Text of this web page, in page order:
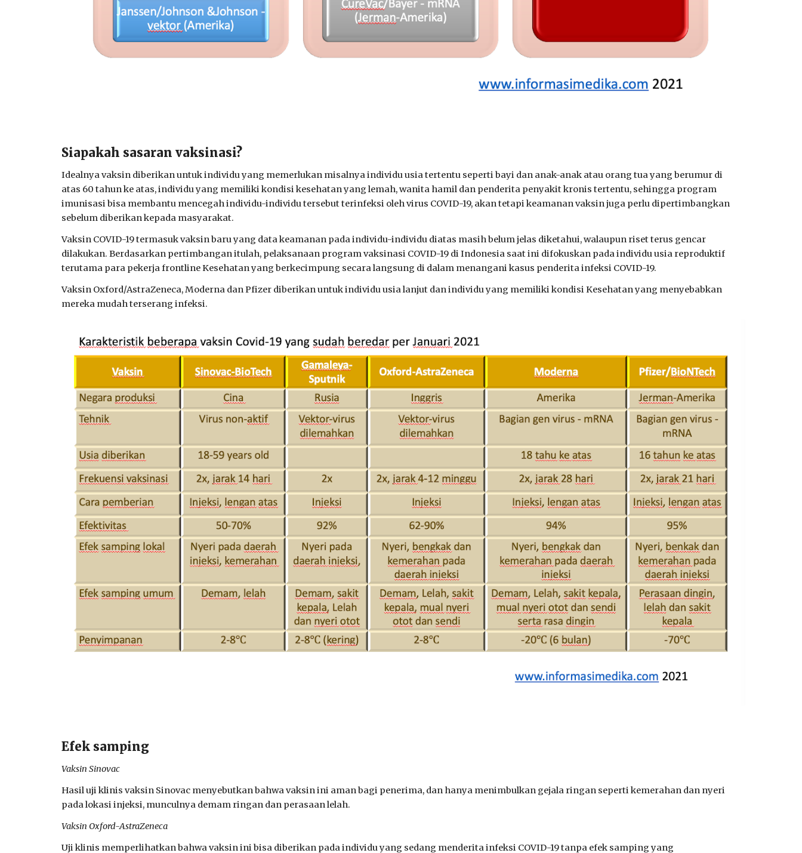
Siapakah sasaran vaksinasi?
Idealnya vaksin diberikan untuk individu yang memerlukan misalnya individu usia tertentu seperti bayi dan anak-anak atau orang tua yang berumur di
atas 60 tahun ke atas, individu yang memiliki kondisi kesehatan yang lemah, wanita hamil dan penderita penyakit kronis tertentu, sehingga program
imunisasi bisa membantu mencegah individu-individu tersebut terinfeksi oleh virus COVID-19, akan tetapi keamanan vaksin juga perlu dipertimbangkan
sebelum diberikan kepada masyarakat.
Vaksin COVID-19 termasuk vaksin baru yang data keamanan pada individu-individu diatas masih belum jelas diketahui, walaupun riset terus gencar
dilakukan. Berdasarkan pertimbangan itulah, pelaksanaan program vaksinasi COVID-19 di Indonesia saat ini difokuskan pada individu usia reproduktif
terutama para pekerja frontline Kesehatan yang berkecimpung secara langsung di dalam menangani kasus penderita infeksi COVID-19.
Vaksin Oxford/AstraZeneca, Moderna dan Pfizer diberikan untuk individu usia lanjut dan individu yang memiliki kondisi Kesehatan yang menyebabkan
mereka mudah terserang infeksi.
Efek samping
Vaksin Sinovac
Hasil uji klinis vaksin Sinovac menyebutkan bahwa vaksin ini aman bagi penerima, dan hanya menimbulkan gejala ringan seperti kemerahan dan nyeri
pada lokasi injeksi, munculnya demam ringan dan perasaan lelah.
Vaksin Oxford-AstraZeneca
Uji klinis memperlihatkan bahwa vaksin ini bisa diberikan pada individu yang sedang menderita infeksi COVID-19 tanpa efek samping yang